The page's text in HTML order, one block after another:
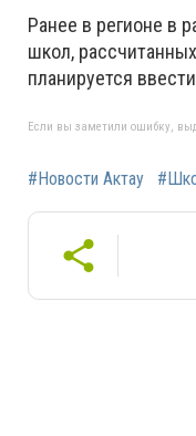
Ранее в регионе в
школ,
планируется
Если вы заметили ошибку,
#Новости Актау